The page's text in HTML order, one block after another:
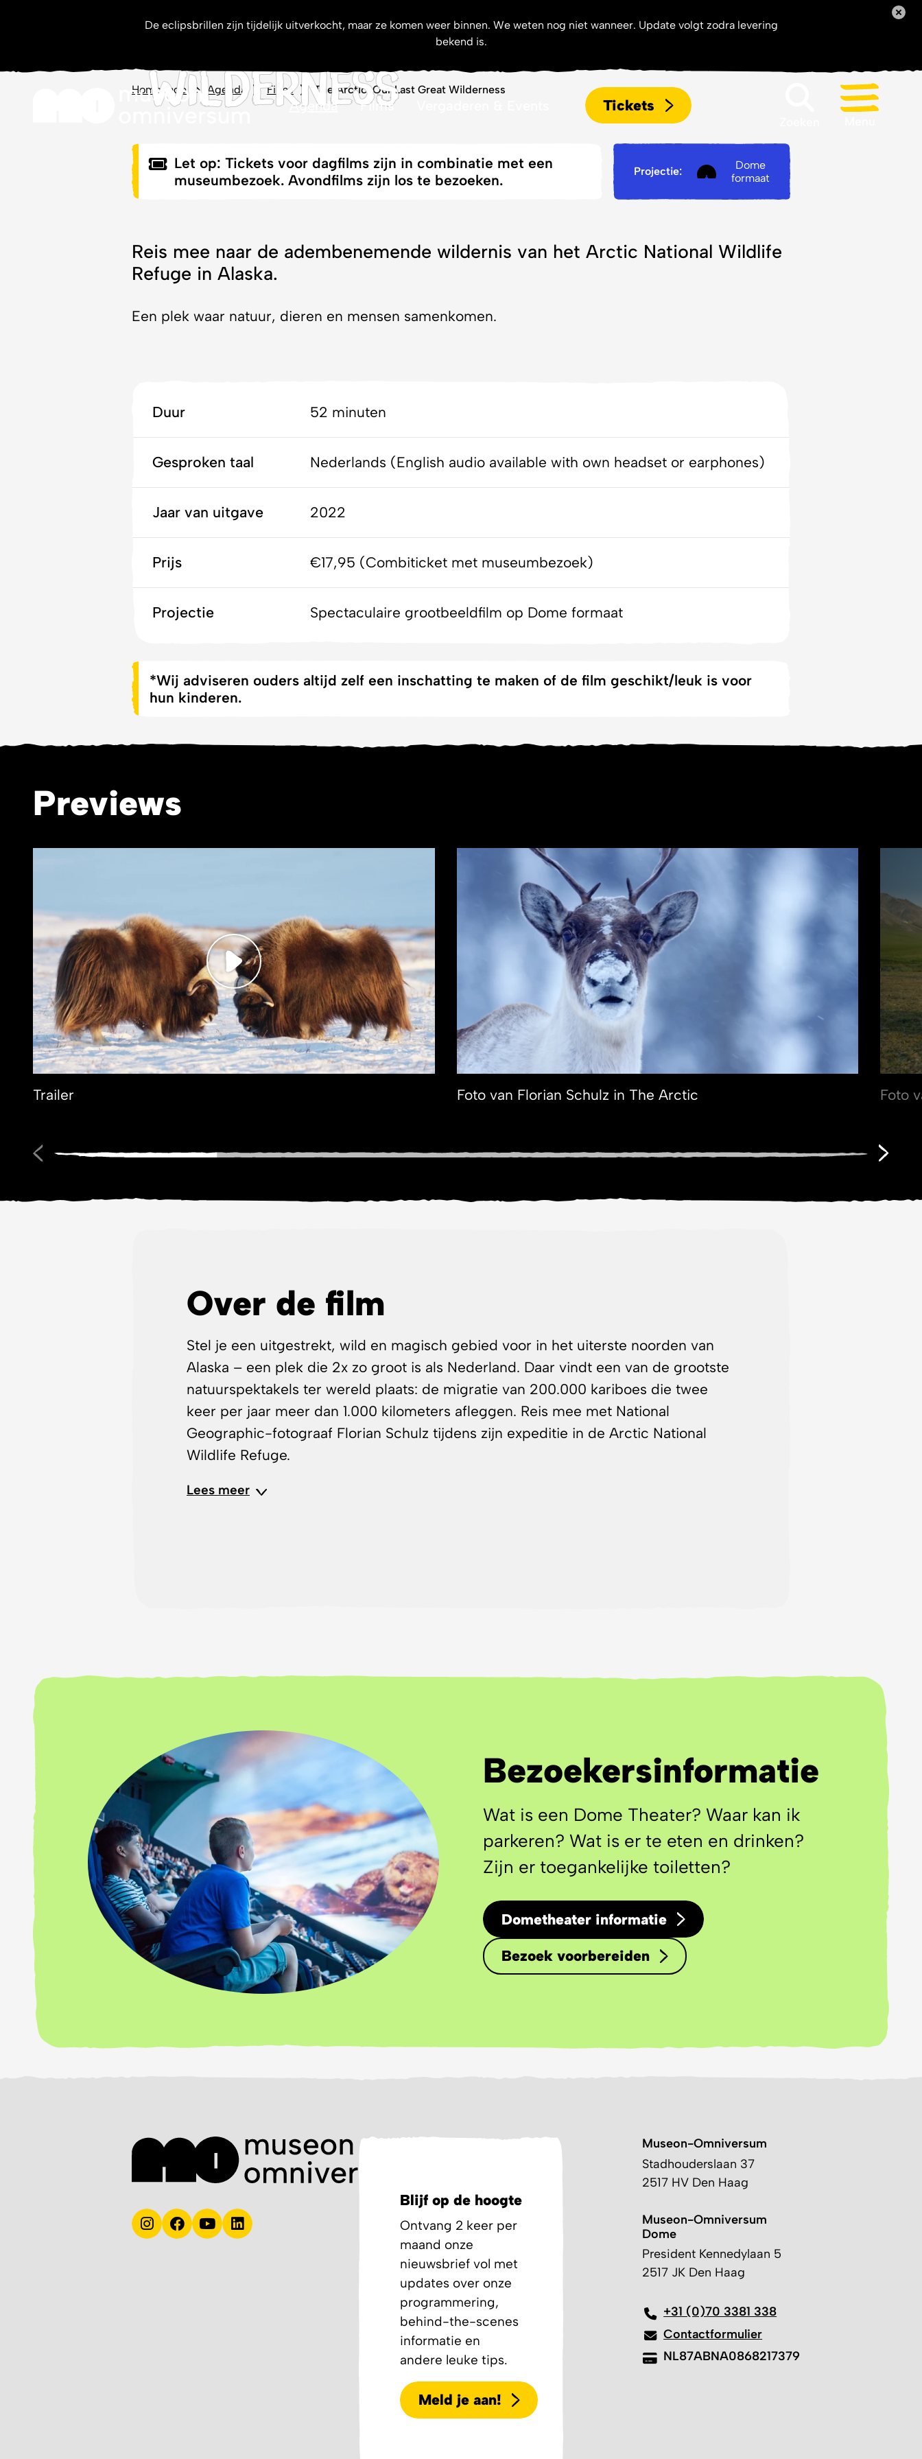
De eclipsbrillen zijn tijdelijk uitverkocht, maar ze komen weer binnen. We weten nog niet wanneer. Update volgt zodra levering
bekend is.
Agenda Films Tickets
The Arctic: Our Last Great
Wilderness
Homepage Agenda Films The Arctic: Our Last Great Wilderness
Let op: Tickets voor dagfilms zijn in combinatie met een
museumbezoek. Avondfilms zijn los te bezoeken.
Projectie:
Dome
formaat
Reis mee naar de adembenemende wildernis van het Arctic National Wildlife
Refuge in Alaska.
Een plek waar natuur, dieren en mensen samenkomen.
Duur 52 minuten
Gesproken taal Nederlands (English audio available with own headset or earphones)
Jaar van uitgave 2022
Prijs €17,95 (Combiticket met museumbezoek)
Projectie Spectaculaire grootbeeldfilm op Dome formaat
*Wij adviseren ouders altijd zelf een inschatting te maken of de film geschikt/leuk is voor
hun kinderen.
Previews
Trailer Foto van Florian Schulz in The Arctic Foto
Over de film
Stel je een uitgestrekt, wild en magisch gebied voor in het uiterste noorden van
Alaska – een plek die 2x zo groot is als Nederland. Daar vindt een van de grootste
natuurspektakels ter wereld plaats: de migratie van 200.000 kariboes die twee
keer per jaar meer dan 1.000 kilometers afleggen. Reis mee met National
Geographic-fotograaf Florian Schulz tijdens zijn expeditie in de Arctic National
Wildlife Refuge.
Hij ontmoet niet alleen de kariboes maar ook krachtige muskusossen,
Bezoekersinformatie
Wat is een Dome Theater? Waar kan ik
parkeren? Wat is er te eten en drinken?
Zijn er toegankelijke toiletten?
Dometheater informatie
Bezoek voorbereiden
Blijf op de hoogte
Ontvang 2 keer per
maand onze
nieuwsbrief vol met
updates over onze
programmering,
behind-the-scenes
informatie en
andere leuke tips.
Meld je aan!
Museon-Omniversum
Stadhouderslaan 37
2517 HV Den Haag
Museon-Omniversum
Dome
President Kennedylaan 5
2517 JK Den Haag
+31 (0)70 3381 338
Contactformulier
NL87ABNA0868217379